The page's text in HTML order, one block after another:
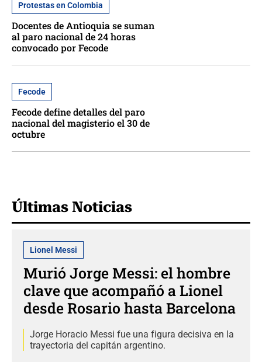
Protestas en Colombia
Docentes de Antioquia se suman
al paro nacional de 24 horas
convocado por Fecode
Fecode
Fecode define detalles del paro
nacional del magisterio el 30 de
octubre
Últimas Noticias
Lionel Messi
Murió Jorge Messi: el hombre
clave que acompañó a Lionel
desde Rosario hasta Barcelona
Jorge Horacio Messi fue una figura decisiva en la
trayectoria del capitán argentino.